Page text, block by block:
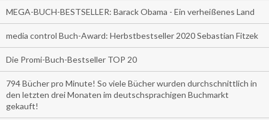
MEGA-BUCH-BESTSELLER: Barack Obama - Ein verheißenes Land
media control Buch-Award: Herbstbestseller 2020 Sebastian Fitzek
Die Promi-Buch-Bestseller TOP 20
794 Bücher pro Minute! So viele Bücher wurden durchschnittlich in
den letzten drei Monaten im deutschsprachigen Buchmarkt
gekauft!